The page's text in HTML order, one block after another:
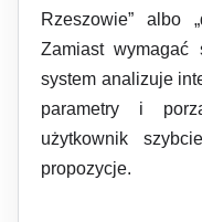
Rzeszowie” albo
Zamiast wymagać
system analizuje
parametry i
użytkownik
propozycje.